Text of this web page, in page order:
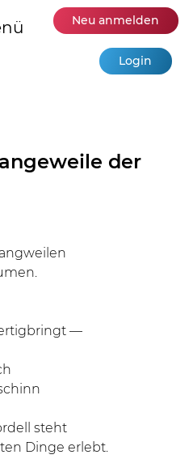
Neu anmelden
Login
der
—
steht
Dinge erlebt.